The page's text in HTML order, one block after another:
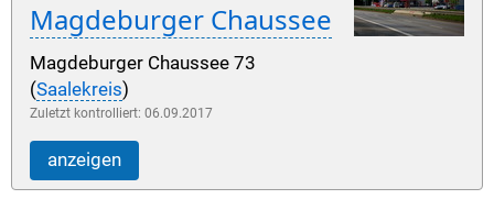
Magdeburger Chaussee
Magdeburger Chaussee 73
(Saalekreis)
Zuletzt kontrolliert: 06.09.2017
anzeigen